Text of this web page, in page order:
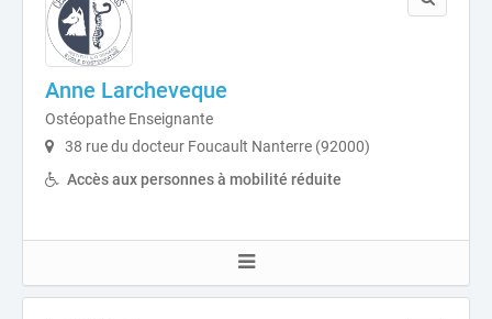
Anne Larcheveque
Ostéopathe Enseignante
38 rue du docteur Foucault Nanterre (92000)
Accès aux personnes à mobilité réduite